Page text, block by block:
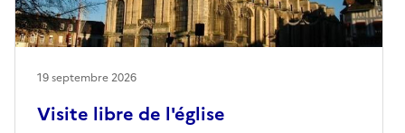
Visite libre de l'église
19 septembre 2026